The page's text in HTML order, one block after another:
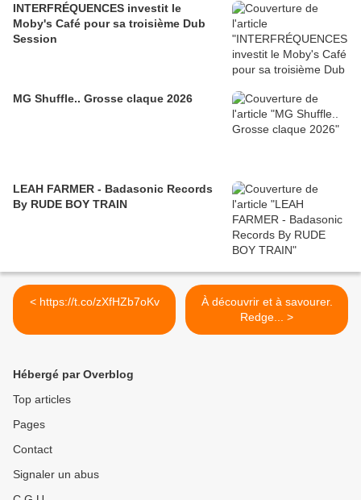
INTERFRÉQUENCES investit le
Moby's Café pour sa troisième Dub
Session
MG Shuffle.. Grosse claque 2026
LEAH FARMER - Badasonic Records
By RUDE BOY TRAIN
< https://t.co/zXfHZb7oKv
À découvrir et à savourer.
Redge... >
Hébergé par Overblog
Top articles
Pages
Contact
Signaler un abus